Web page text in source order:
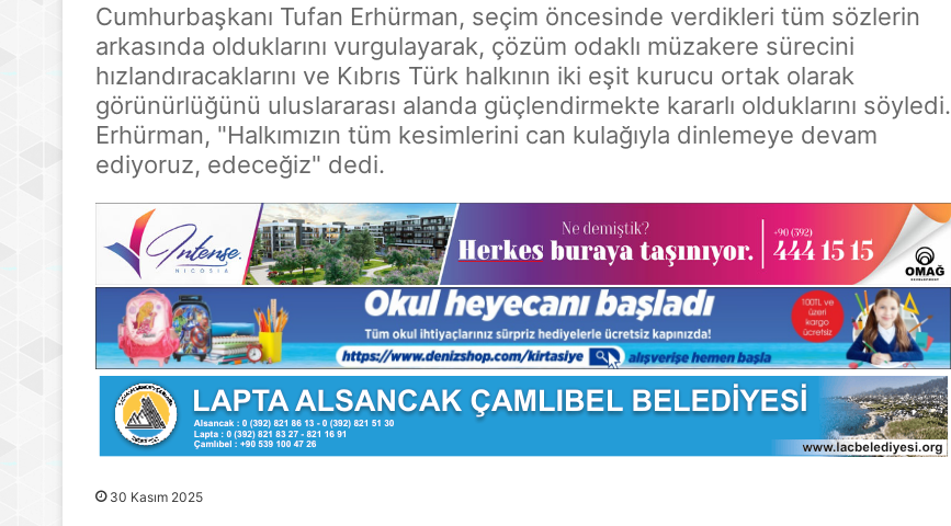
Cumhurbaşkanı Tufan Erhürman, seçim öncesinde verdikleri tüm sözlerin
arkasında olduklarını vurgulayarak, çözüm odaklı müzakere sürecini
hızlandıracaklarını ve Kıbrıs Türk halkının iki eşit kurucu ortak olarak
görünürlüğünü uluslararası alanda güçlendirmekte kararlı olduklarını söyledi.
Erhürman, "Halkımızın tüm kesimlerini can kulağıyla dinlemeye devam
ediyoruz, edeceğiz" dedi.
30 Kasım 2025